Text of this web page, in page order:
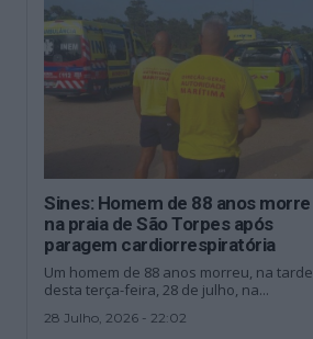
Sines: Homem de 88 anos morre
na praia de São Torpes após
paragem cardiorrespiratória
Um homem de 88 anos morreu, na tarde
desta terça-feira, 28 de julho, na...
28 Julho, 2026 - 22:02